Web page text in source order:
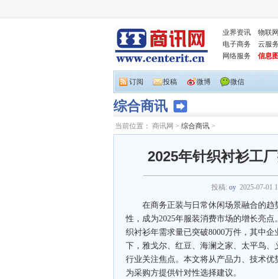
业界资讯 物联网
电子商务
云服务
网络服务
信息图
订阅 投稿 微博 微信
综合商讯
当前位置： 商讯网 > 综合商讯 >
2025年针织衬衫工
投稿: oy 2025-07-01
在商务正装与日常休闲场景融合的趋
性，成为2025年服装消费市场的增长亮
织衬衫年需求量已突破8000万件，其中
下，雅戈尔、红豆、海澜之家、太平鸟
行业关注焦点。本文将从产品力、技术
为采购方提供针对性选择建议。